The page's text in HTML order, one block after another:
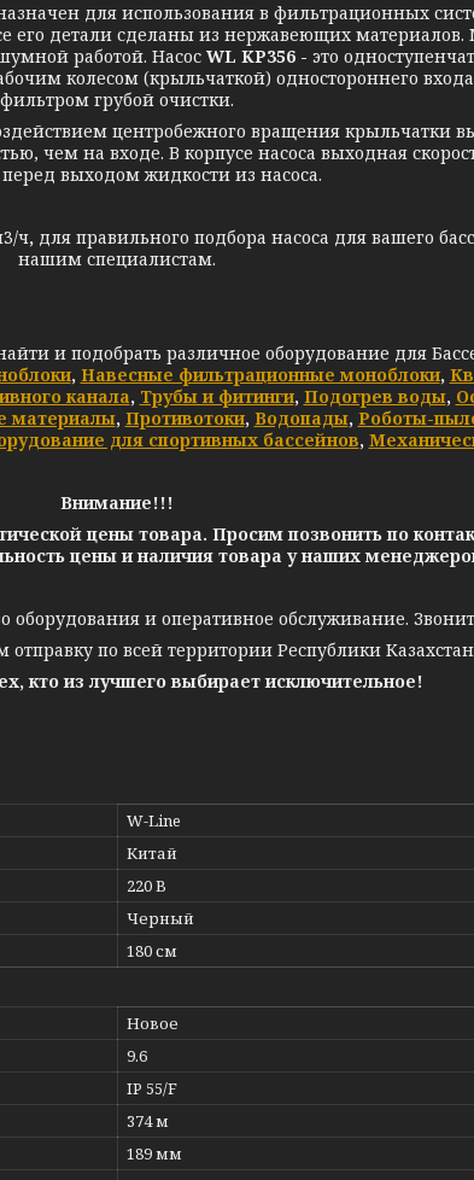
для использования в фильтрационных
его детали сделаны из нержавеющих материалов.
работой. Насос WL KP356 - это
колесом (крыльчаткой) одностороннего
фильтром грубой очистки.
центробежного вращения крыльчатки
чем на входе. В корпусе насоса выходная
выходом жидкости из насоса.
ч, для правильного подбора насоса для вашего
нашим специалистам.
и подобрать различное оборудование для
, Навесные фильтрационные моноблоки,
канала, Трубы и фитинги, Подогрев воды,
материалы, Противотоки, Водопады, Роботы-
для спортивных бассейнов,
Внимание!!!
цены товара. Просим позвонить по
цены и наличия товара у наших
оборудования и оперативное обслуживание.
по всей территории Республики
кто из лучшего выбирает исключительное!
W-Line
Китай
220 В
Черный
180 см
Новое
9.6
IP 55/F
374 м
189 мм